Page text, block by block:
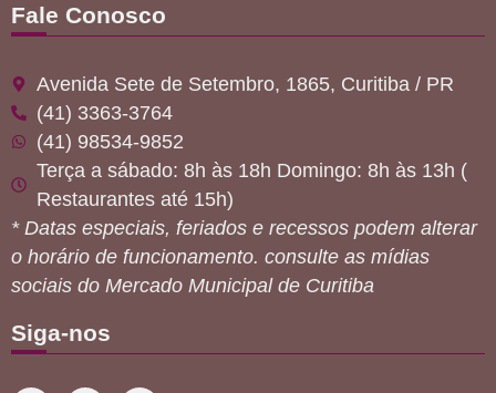
Fale Conosco
Avenida Sete de Setembro, 1865, Curitiba / PR
(41) 3363-3764
(41) 98534-9852
Terça a sábado: 8h às 18h Domingo: 8h às 13h (
Restaurantes até 15h)
* Datas especiais, feriados e recessos podem alterar
o horário de funcionamento. consulte as mídias
sociais do Mercado Municipal de Curitiba
Siga-nos